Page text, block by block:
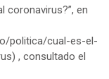
coronavirus?”, en
politica/cual-es-el-
) , consultado el